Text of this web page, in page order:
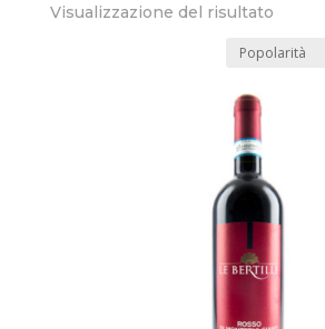
Visualizzazione del risultato